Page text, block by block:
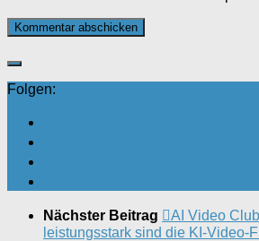
Folgen:
Nächster Beitrag
AI Video
leistungsstark sind die KI-Video-